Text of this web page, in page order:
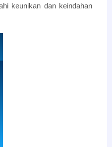
keunikan dan keindahan